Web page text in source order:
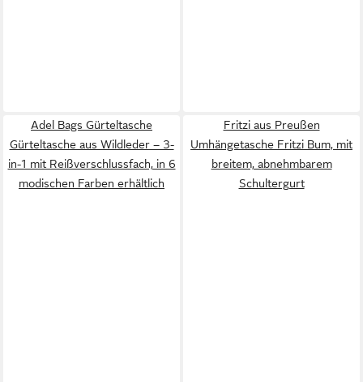
Adel Bags Gürteltasche
Gürteltasche aus Wildleder – 3-
in-1 mit Reißverschlussfach, in 6
modischen Farben erhältlich
Fritzi aus Preußen
Umhängetasche Fritzi Bum, mit
breitem, abnehmbarem
Schultergurt